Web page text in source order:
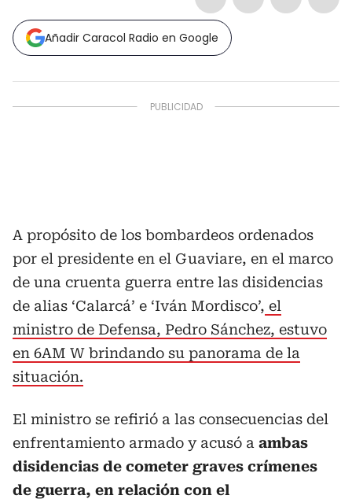
Añadir Caracol Radio en Google
A propósito de los bombardeos ordenados
por el presidente en el Guaviare, en el marco
de una cruenta guerra entre las disidencias
de alias ‘Calarcá’ e ‘Iván Mordisco’, el
ministro de Defensa, Pedro Sánchez, estuvo
en 6AM W brindando su panorama de la
situación.
El ministro se refirió a las consecuencias del
enfrentamiento armado y acusó a ambas
disidencias de cometer graves crímenes
de guerra, en relación con el